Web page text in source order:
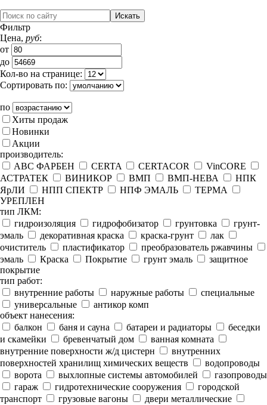
Фильтр
Цена, руб:
от
до
Кол-во на странице:
Сортировать по:
по
Хиты продаж
Новинки
Акции
производитель:
ABC ФАРБЕН
CERTA CERTACOR
VinCORE
АСТРАТЕК
ВИНИКОР ВМП ВМП-НЕВА
НПК
ЯрЛИ
НПП СПЕКТР НПФ ЭМАЛЬ
ТЕРМА
УРЕПЛЕН
тип ЛКМ:
гидроизоляция
гидрофобизатор грунтовка
грунт-
эмаль
декоративная краска краска-грунт
лак
очиститель
пластификатор
преобразователь ржавчины
эмаль
Краска Покрытие грунт эмаль
защитное
покрытие
тип работ:
внутренние работы
наружные работы
специальные
универсальные
антикор комп
объект нанесения:
балкон
баня и сауна батареи и радиаторы
беседки
и скамейки
бревенчатый дом
ванная комната
внутренние поверхности ж/д цистерн
внутренних
поверхностей хранилищ химических веществ
водопроводы
ворота
выхлопные системы автомобилей
газопроводы
гараж
гидротехнические сооружения
городской
транспорт
грузовые вагоны
двери металлические